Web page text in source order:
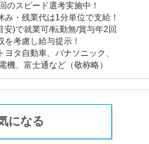
スピード選考実施中！
・残業代は1分単位で支給！
)で就業可/転勤無/賞与年2回
考慮し給与提示！
タ自動車、パナソニック、
機、富士通など（敬称略）
になる